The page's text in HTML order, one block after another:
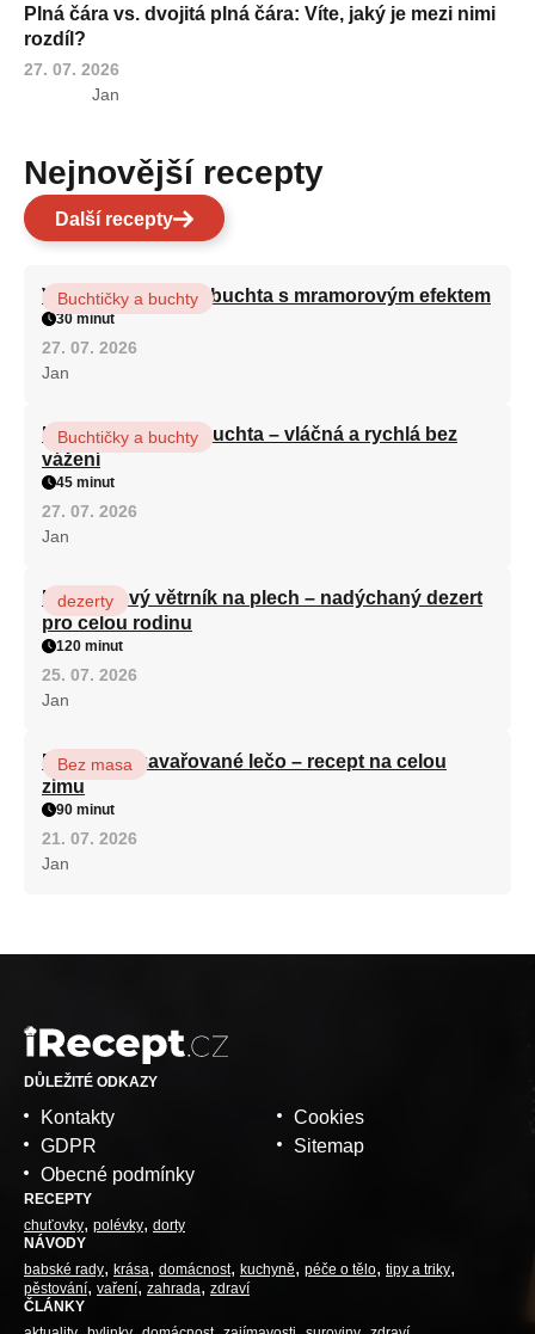
Plná čára vs. dvojitá plná čára: Víte, jaký je mezi nimi
rozdíl?
27. 07. 2026
Jan
Nejnovější recepty
Další recepty
Vláčná olejová litá buchta s mramorovým efektem
Buchtičky a buchty
30 minut
27. 07. 2026
Jan
Hrnková maková buchta – vláčná a rychlá bez
vážení
Buchtičky a buchty
45 minut
27. 07. 2026
Jan
Karamelový větrník na plech – nadýchaný dezert
pro celou rodinu
dezerty
120 minut
25. 07. 2026
Jan
Babiččino zavařované lečo – recept na celou
zimu
Bez masa
90 minut
21. 07. 2026
Jan
DŮLEŽITÉ ODKAZY
Kontakty
GDPR
Obecné podmínky
Cookies
Sitemap
RECEPTY
chuťovky polévky dorty
NÁVODY
babské rady
krása domácnost kuchyně péče o tělo tipy a triky
pěstování vaření zahrada zdraví
ČLÁNKY